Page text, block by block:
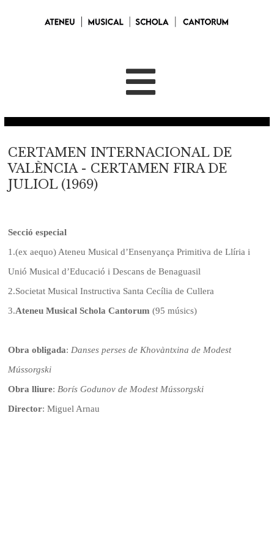
CERTAMEN INTERNACIONAL DE
VALÈNCIA - CERTAMEN FIRA DE
JULIOL (1969)
Secció especial
1.(ex aequo) Ateneu Musical d’Ensenyança Primitiva de Llíria i
Unió Musical d’Educació i Descans de Benaguasil
2.Societat Musical Instructiva Santa Cecília de Cullera
3.Ateneu Musical Schola Cantorum (95 músics)
Obra obligada:Danses perses de Khovàntxina de Modest
Mússorgski
Obra lliure:Borís Godunov de Modest Mússorgski
Director: Miguel Arnau